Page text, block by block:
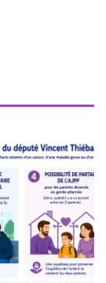
di
di cancro,